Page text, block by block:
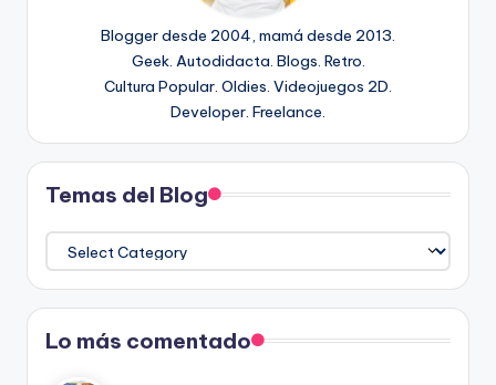
Blogger desde 2004, mamá desde 2013.
Geek. Autodidacta. Blogs. Retro.
Cultura Popular. Oldies. Videojuegos 2D.
Developer. Freelance.
Temas del Blog
Temas
del
Blog
Lo más comentado